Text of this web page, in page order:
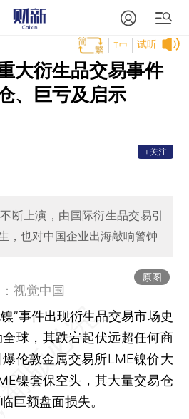
试听
T中
大衍生品交易事件
、巨亏及启示
+关注
断上演，由国际衍生品交易引
，也对中国企业出海敲响警钟
原图
视觉中国
事件出现衍生品交易市场史
球，其跌宕起伏远超任何商
伦敦金属交易所LME镍价大
镍套保空头，其大量交易仓
巨额盘面损失。